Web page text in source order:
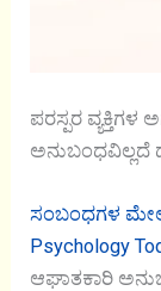
ಪರಸ್ಪರ ವ್ಯಕ್ತಿಗಳ
ಅನುಬಂಧವಿಲ್ಲದೆ
ಸಂಬಂಧಗಳ ಮೇಲೆ
Psychology
ಆಘಾತಕಾರಿ